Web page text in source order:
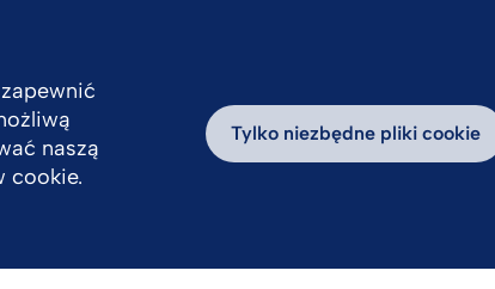
Praca Aktualności
naszą
cookie.
Tylko niezbędne pliki cookie